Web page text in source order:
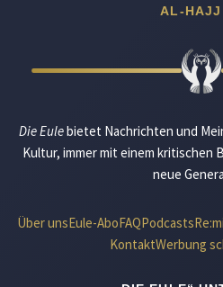
AL-
Die Eulebietet Nachrichten und
Kultur, immer mit einem kritischen
neue
Über unsEule-AboFAQPodcasts
KontaktWerbung